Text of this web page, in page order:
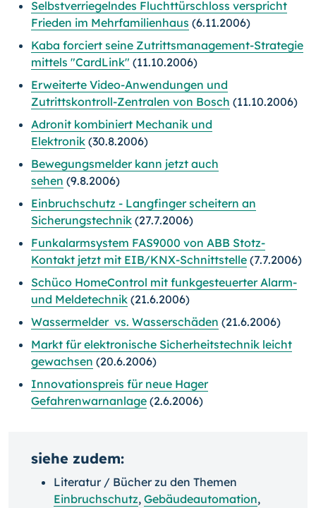
Selbstverriegelndes Fluchttürschloss verspricht
Frieden im Mehrfamilienhaus (6.11.2006)
Kaba forciert seine Zutrittsmanagement-Strategie
mittels "CardLink" (11.10.2006)
Erweiterte Video-Anwendungen und
Zutrittskontroll-Zentralen von Bosch (11.10.2006)
Adronit kombiniert Mechanik und
Elektronik (30.8.2006)
Bewegungsmelder kann jetzt auch
sehen (9.8.2006)
Einbruchschutz - Langfinger scheitern an
Sicherungstechnik (27.7.2006)
Funkalarmsystem FAS9000 von ABB Stotz-
Kontakt jetzt mit EIB/KNX-Schnittstelle (7.7.2006)
Schüco HomeControl mit funkgesteuerter Alarm-
und Meldetechnik (21.6.2006)
Wassermelder vs. Wasserschäden (21.6.2006)
Markt für elektronische Sicherheitstechnik leicht
gewachsen (20.6.2006)
Innovationspreis für neue Hager
Gefahrenwarnanlage (2.6.2006)
siehe zudem:
Literatur / Bücher zu den Themen
Einbruchschutz, Gebäudeautomation,